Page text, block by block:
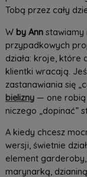
Tobą przez cały
W by Annstawiamy
przypadkowych
działa: kroje, które
klientki wracają.
zastanawiania się
bielizny— one robią
niczego „dopinać”
A kiedy chcesz
wersji, świetnie
element
marynarką,